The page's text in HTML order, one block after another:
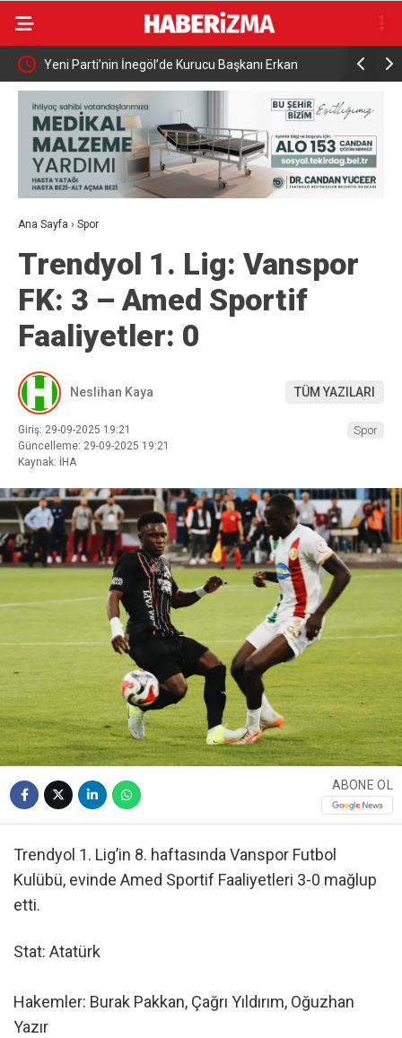
İş Yeni Parti’nin İnegöl’de Kurucu Başkanı Erkan
Dönmez Oldu.
Elektrikli
yaralandı
Ana Sayfa › Spor
Trendyol 1. Lig: Vanspor
FK: 3 – Amed Sportif
Faaliyetler: 0
Neslihan Kaya TÜM YAZILARI
Giriş: 29-09-2025 19:21
Güncelleme: 29-09-2025 19:21
Kaynak: İHA
Spor
ABONE OL
Trendyol 1. Lig’in 8. haftasında Vanspor Futbol
Kulübü, evinde Amed Sportif Faaliyetleri 3-0 mağlup
etti.
Stat: Atatürk
Hakemler: Burak Pakkan, Çağrı Yıldırım, Oğuzhan
Yazır